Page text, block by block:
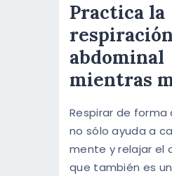
Practica la
respiración
abdominal
mientras
Respirar de forma
no sólo ayuda a
mente y relajar el
que también es un